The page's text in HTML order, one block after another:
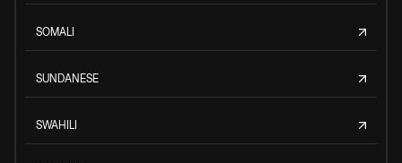
SOMALI
SUNDANESE
SWAHILI